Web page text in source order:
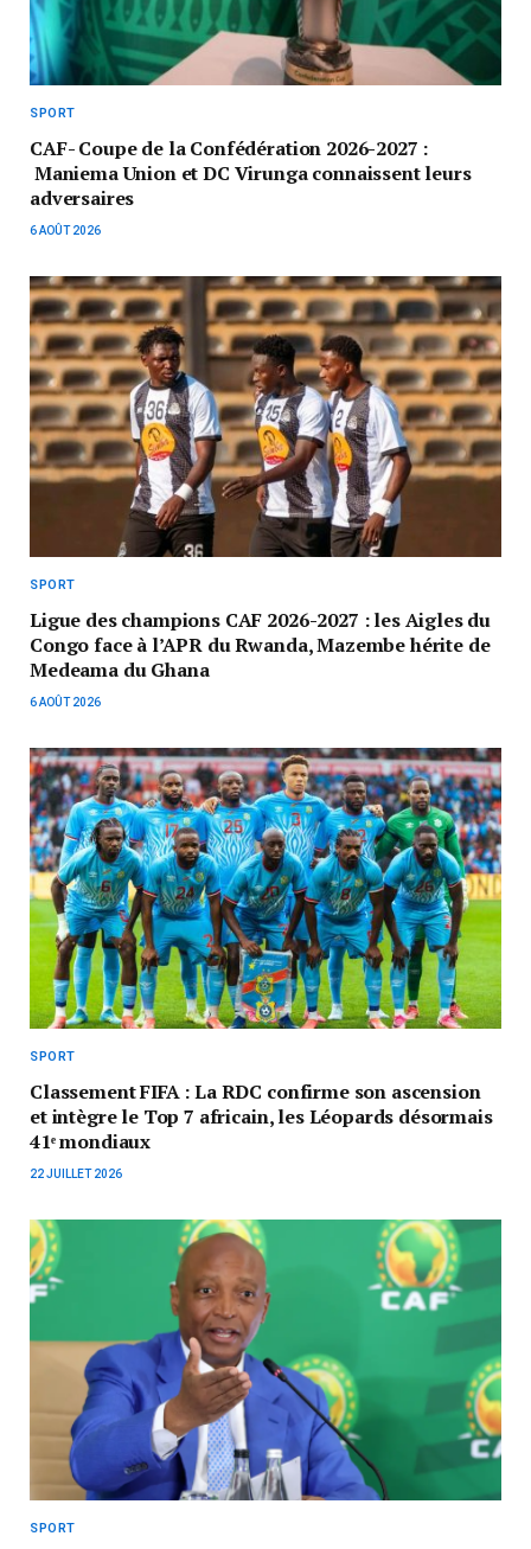
SPORT
CAF- Coupe de la Confédération 2026-2027 :
Maniema Union et DC Virunga connaissent leurs
adversaires
6 AOÛT 2026
SPORT
Ligue des champions CAF 2026-2027 : les Aigles du
Congo face à l’APR du Rwanda, Mazembe hérite de
Medeama du Ghana
6 AOÛT 2026
SPORT
Classement FIFA : La RDC confirme son ascension
et intègre le Top 7 africain, les Léopards désormais
41ᵉ mondiaux
22 JUILLET 2026
SPORT